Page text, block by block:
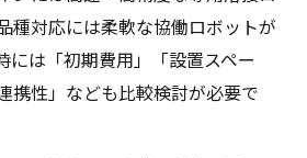
種対応には柔軟な協働ロボットが
には「初期費用」「設置スペー
携性」なども比較検討が必要で